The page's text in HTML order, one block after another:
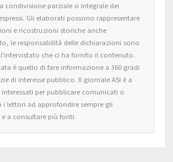
condivisione parziale o integrale dei
Gli elaborati possono rappresentare
e ricostruzioni storiche anche
le responsabilità delle dichiarazioni sono
che ci ha fornito il contenuto.
è quello di fare informazione a 360 gradi
di interesse pubblico. Il giornale ASI è a
per pubblicare comunicati o
i lettori ad approfondire sempre gli
a consultare più fonti.